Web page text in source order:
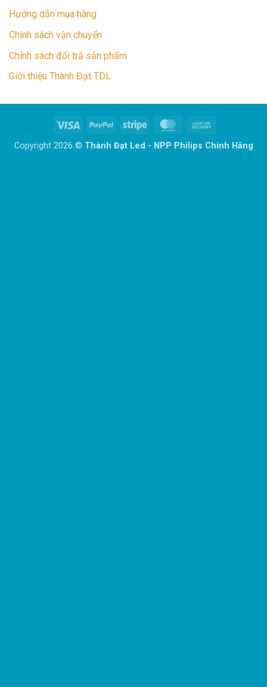
Hướng dẫn mua hàng
Chính sách vận chuyển
Chính sách đổi trả sản phẩm
Giới thiệu Thành Đạt TDL
Visa PayPal Stripe MasterCard
Delivery
Copyright 2026 © Thành Đạt Led - NPP Philips Chính Hãng